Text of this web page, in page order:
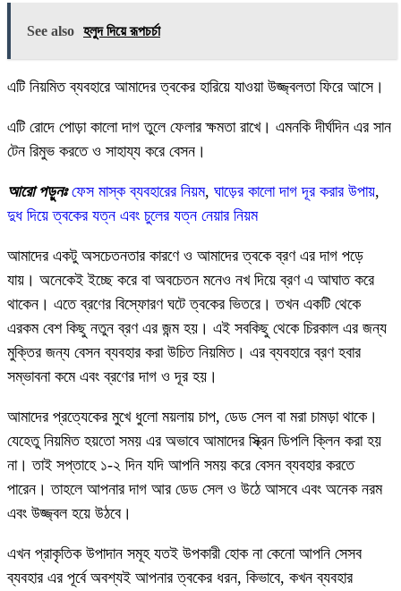
See also হলুদ দিয়ে রূপচর্চা
এটি নিয়মিত ব্যবহারে আমাদের ত্বকের হারিয়ে যাওয়া উজ্জ্বলতা ফিরে আসে।
এটি রোদে পোড়া কালো দাগ তুলে ফেলার ক্ষমতা রাখে। এমনকি দীর্ঘদিন এর সান
টেন রিমুভ করতে ও সাহায্য করে বেসন।
আরো পড়ুনঃ ফেস মাস্ক ব্যবহারের নিয়ম, ঘাড়ের কালো দাগ দূর করার উপায়,
দুধ দিয়ে ত্বকের যত্ন এবং চুলের যত্ন নেয়ার নিয়ম
আমাদের একটু অসচেতনতার কারণে ও আমাদের ত্বকে ব্রণ এর দাগ পড়ে
যায়। অনেকেই ইচ্ছে করে বা অবচেতন মনেও নখ দিয়ে ব্রণ এ আঘাত করে
থাকেন। এতে ব্রণের বিস্ফোরণ ঘটে ত্বকের ভিতরে। তখন একটি থেকে
এরকম বেশ কিছু নতুন ব্রণ এর জন্ম হয়। এই সবকিছু থেকে চিরকাল এর জন্য
মুক্তির জন্য বেসন ব্যবহার করা উচিত নিয়মিত। এর ব্যবহারে ব্রণ হবার
সম্ভাবনা কমে এবং ব্রণের দাগ ও দূর হয়।
আমাদের প্রত্যেকের মুখে ধুলো ময়লায় চাপ, ডেড সেল বা মরা চামড়া থাকে।
যেহেতু নিয়মিত হয়তো সময় এর অভাবে আমাদের স্ক্রিন ডিপলি ক্লিন করা হয়
না। তাই সপ্তাহে ১-২ দিন যদি আপনি সময় করে বেসন ব্যবহার করতে
পারেন। তাহলে আপনার দাগ আর ডেড সেল ও উঠে আসবে এবং অনেক নরম
এবং উজ্জ্বল হয়ে উঠবে।
এখন প্রাকৃতিক উপাদান সমূহ যতই উপকারী হোক না কেনো আপনি সেসব
ব্যবহার এর পূর্বে অবশ্যই আপনার ত্বকের ধরন, কিভাবে, কখন ব্যবহার